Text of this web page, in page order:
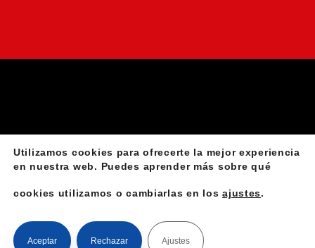
Aviso Legal Declaración de accesibilidad
Instalación de líneas de vida
©Harrigorri | Madezurrak SLU
Utilizamos cookies para ofrecerte la mejor experiencia
en nuestra web. Puedes aprender más sobre qué
cookies utilizamos o cambiarlas en losajustes.
Aceptar Rechazar Ajustes